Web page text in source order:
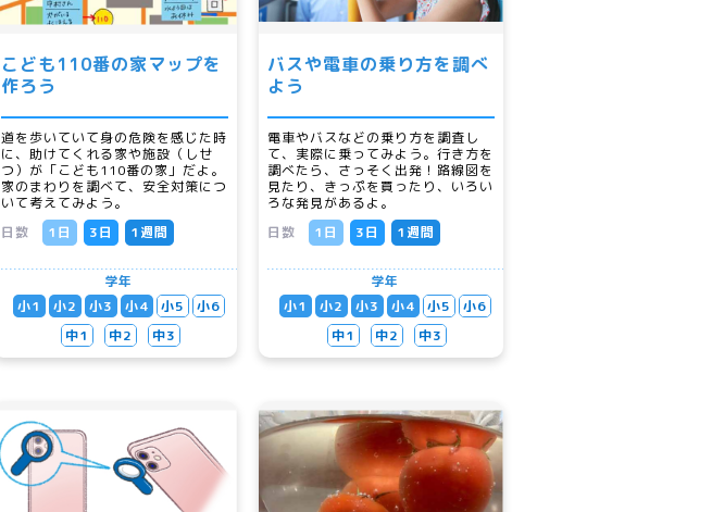
こども110番の家マップを
作ろう
道を歩いていて身の危険を感じた時
に、助けてくれる家や施設（しせ
つ）が「こども110番の家」だよ。
家のまわりを調べて、安全対策につ
いて考えてみよう。
日数
1日 3日 1週間
学年
小1
小2 小3 小4 小5
小6
中1
中2 中3
バスや電車の乗り方を調べ
よう
電車やバスなどの乗り方を調査し
て、実際に乗ってみよう。行き方を
調べたら、さっそく出発！路線図を
見たり、きっぷを買ったり、いろい
ろな発見があるよ。
日数
1日 3日 1週間
学年
小1
小2 小3 小4 小5
小6
中1
中2 中3